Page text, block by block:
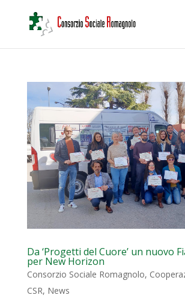
Da ‘Progetti del Cuore’ un nuovo
per New Horizon
Consorzio Sociale Romagnolo,
CSR, News